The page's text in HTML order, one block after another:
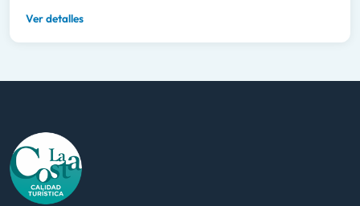
Ver detalles